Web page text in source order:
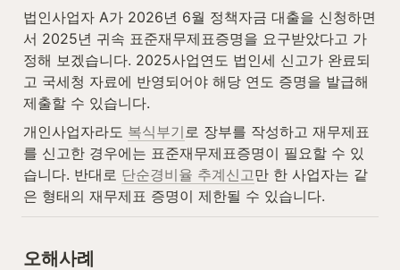
법인사업자 A가 2026년 6월 정책자금 대출을 신청하면
서 2025년 귀속 표준재무제표증명을 요구받았다고 가
정해 보겠습니다. 2025사업연도 법인세 신고가 완료되
고 국세청 자료에 반영되어야 해당 연도 증명을 발급해
제출할 수 있습니다.
개인사업자라도 복식부기로 장부를 작성하고 재무제표
를 신고한 경우에는 표준재무제표증명이 필요할 수 있
습니다. 반대로 단순경비율 추계신고만 한 사업자는 같
은 형태의 재무제표 증명이 제한될 수 있습니다.
오해사례